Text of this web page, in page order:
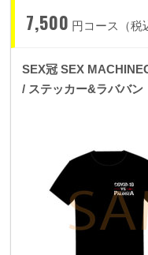
7,500 円コース（税
SEX冠 SEX
/ ステッカー&ラババン